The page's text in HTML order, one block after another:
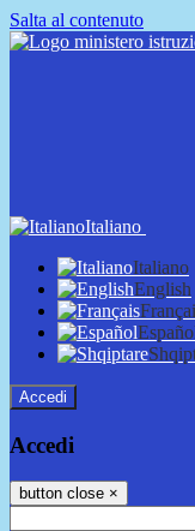
Salta al contenuto
Italiano
Italiano
English
Accedi
Accedi
button close ×